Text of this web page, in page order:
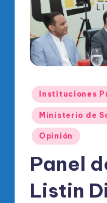
di
o
ci
al
el
Publicado
en
Instituciones
Ministerio de
Opinión
Panel
Listin